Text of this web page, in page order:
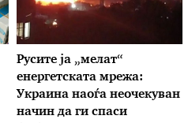
Русите ја „мелат“
енергетската мрежа:
Украина наоѓа неочекуван
начин да ги спаси